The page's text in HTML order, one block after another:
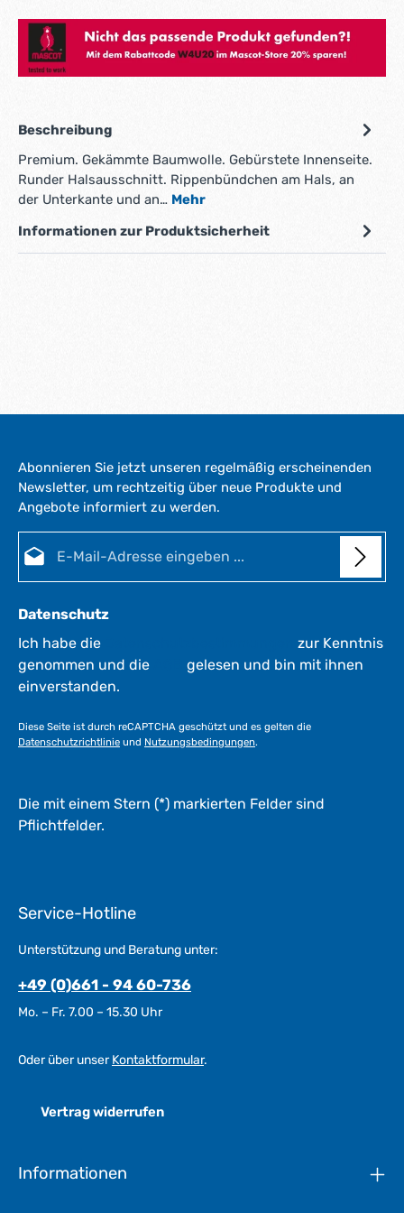
Hier gehts zum Mascot Store!
Beschreibung
Premium. Gekämmte Baumwolle. Gebürstete Innenseite.
Runder Halsausschnitt. Rippenbündchen am Hals, an
der Unterkante und an… Mehr
Informationen zur Produktsicherheit
Abonnieren Sie jetzt unseren regelmäßig erscheinenden
Newsletter, um rechtzeitig über neue Produkte und
Angebote informiert zu werden.
Datenschutz
Ich habe die
zur Kenntnis
genommen und die
gelesen und bin mit ihnen
einverstanden.
Diese Seite ist durch reCAPTCHA geschützt und es gelten die
Datenschutzrichtlinie und Nutzungsbedingungen.
Die mit einem Stern (*) markierten Felder sind
Pflichtfelder.
Service-Hotline
Unterstützung und Beratung unter:
+49 (0)661 - 94 60-736
Mo. – Fr. 7.00 – 15.30 Uhr
Oder über unserKontaktformular.
Vertrag widerrufen
Informationen